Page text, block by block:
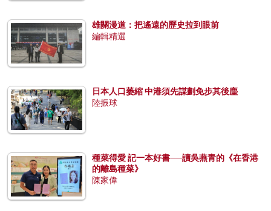
雄關漫道：把遙遠的歷史拉到眼前
編輯精選
日本人口萎縮 中港須先謀劃免步其後塵
陸振球
種菜得愛 記一本好書──讀吳燕青的《在香港
的離島種菜》
陳家偉